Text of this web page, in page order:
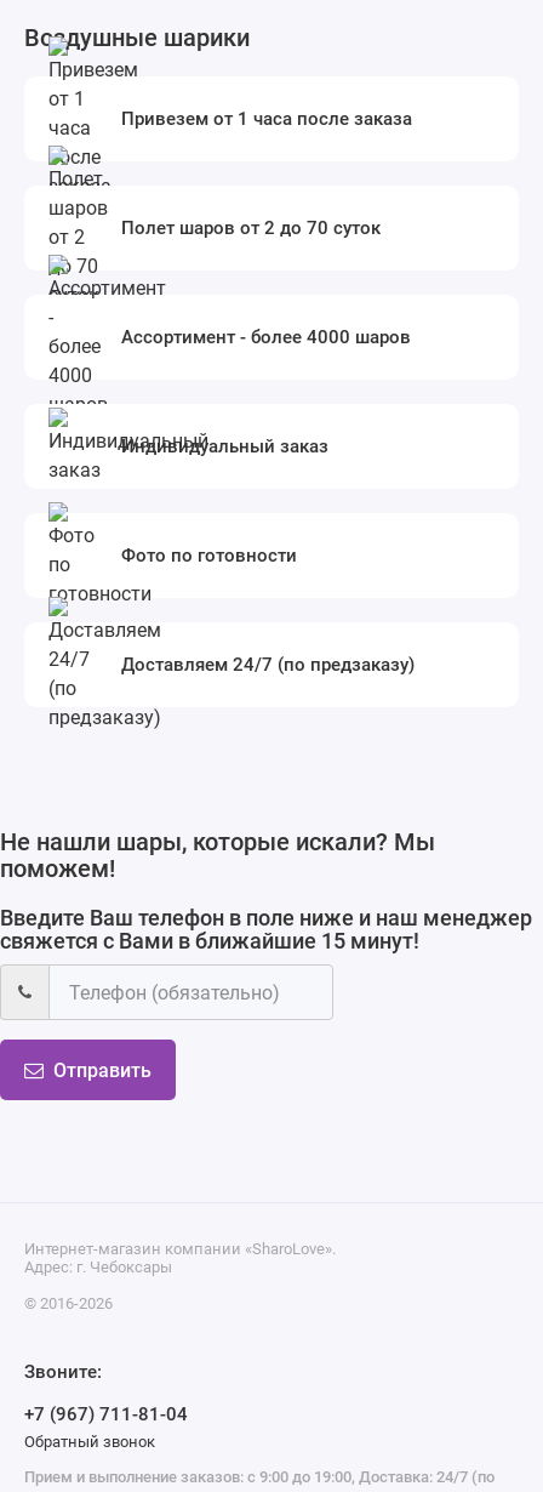
Воздушные шарики
Привезем от 1 часа после заказа
Полет шаров от 2 до 70 суток
Ассортимент - более 4000 шаров
Индивидуальный заказ
Фото по готовности
Доставляем 24/7 (по предзаказу)
Не нашли шары, которые искали? Мы
поможем!
Введите Ваш телефон в поле ниже и наш менеджер
свяжется с Вами в ближайшие 15 минут!
Отправить
Интернет-магазин компании «SharoLove».
Адрес: г. Чебоксары
© 2016-2026
Звоните:
+7 (967) 711-81-04
Обратный звонок
Прием и выполнение заказов: с 9:00 до 19:00, Доставка: 24/7 (по